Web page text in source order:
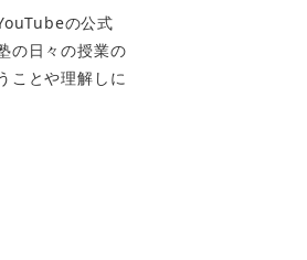
の公式
の日々の授業の
ことや理解しに